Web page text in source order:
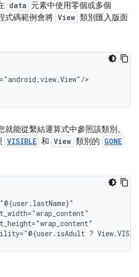
data 元素中使用零個或多個
式碼範例會將 View 類別匯入版面
>
就能從繫結運算式中參照該類別。
VISIBLE 和 View 類別的 GONE
?